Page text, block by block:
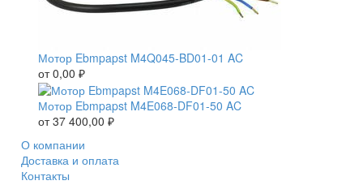
Мотор Ebmpapst M4Q045-BD01-01 AC
от0,00 ₽
Мотор Ebmpapst M4E068-DF01-50 AC
от37 400,00 ₽
О компании
Доставка и оплата
Контакты